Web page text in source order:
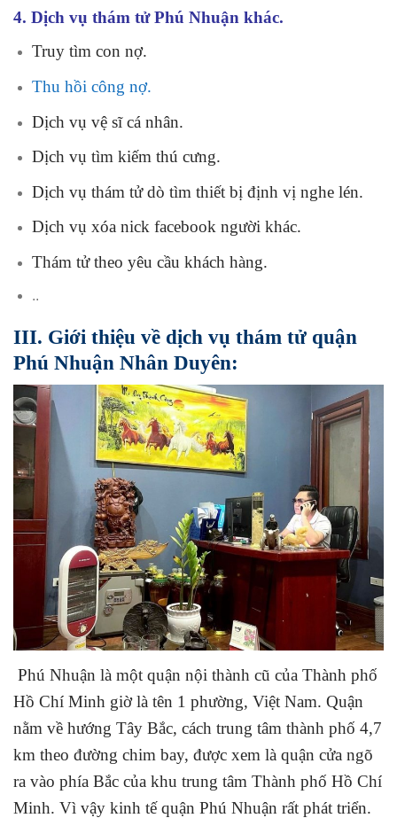
4. Dịch vụ thám tử Phú Nhuận khác.
Truy tìm con nợ.
Thu hồi công nợ.
Dịch vụ vệ sĩ cá nhân.
Dịch vụ tìm kiếm thú cưng.
Dịch vụ thám tử dò tìm thiết bị định vị nghe lén.
Dịch vụ xóa nick facebook người khác.
Thám tử theo yêu cầu khách hàng.
..
III. Giới thiệu về dịch vụ thám tử quận
Phú Nhuận Nhân Duyên:
Phú Nhuận là một quận nội thành cũ của Thành phố
Hồ Chí Minh giờ là tên 1 phường, Việt Nam. Quận
nằm về hướng Tây Bắc, cách trung tâm thành phố 4,7
km theo đường chim bay, được xem là quận cửa ngõ
ra vào phía Bắc của khu trung tâm Thành phố Hồ Chí
Minh. Vì vậy kinh tế quận Phú Nhuận rất phát triển.